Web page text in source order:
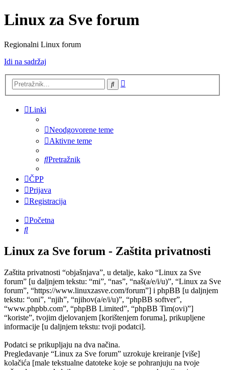
Linux za Sve forum
Regionalni Linux forum
Idi na sadržaj
Pretražnik
Linki
Neodgovorene teme
Aktivne teme
Pretražnik
ČPP
Prijava
Registracija
Početna
Pretražnik
Linux za Sve forum - Zaštita privatnosti
Zaštita privatnosti “objašnjava”, u detalje, kako “Linux za Sve
forum” [u daljnjem tekstu: “mi”, “nas”, “naš(a/e/i/u)”, “Linux za Sve
forum”, “https://www.linuxzasve.com/forum”] i phpBB [u daljnjem
tekstu: “oni”, “njih”, “njihov(a/e/i/u)”, “phpBB softver”,
“www.phpbb.com”, “phpBB Limited”, “phpBB Tim(ovi)”]
“koriste”, tvojim djelovanjem [korištenjem foruma], prikupljene
informacije [u daljnjem tekstu: tvoji podatci].
Podatci se prikupljaju na dva načina.
Pregledavanje “Linux za Sve forum” uzrokuje kreiranje [više]
kolačića [male tekstualne datoteke koje se pohranjuju na tvoje